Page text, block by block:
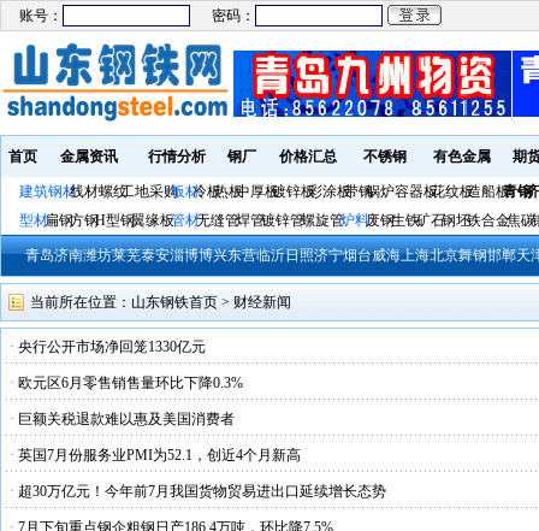
账号： 密码：
首页 金属资讯 行情分析 钢厂 价格汇总 不锈钢 有色金属 期
建筑钢材线材螺纹工地采购板材冷板热板中厚板镀锌板彩涂板带钢锅炉容器板花纹板造船板青钢
型材扁钢方钢H型钢翼缘板管材无缝管焊管镀锌管螺旋管炉料废钢生铁矿石钢坯铁合金焦碳
青岛济南潍坊莱芜泰安淄博博兴东营临沂日照济宁烟台威海上海北京舞钢邯郸天
当前所在位置： 山东钢铁首页 > 财经新闻
· 央行公开市场净回笼1330亿元
· 欧元区6月零售销售量环比下降0.3%
· 巨额关税退款难以惠及美国消费者
· 英国7月份服务业PMI为52.1，创近4个月新高
· 超30万亿元！今年前7月我国货物贸易进出口延续增长态势
· 7月下旬重点钢企粗钢日产186.4万吨，环比降7.5%